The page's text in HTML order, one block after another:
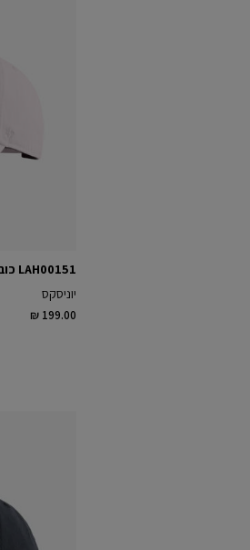
LAH00151 כובע מצחיה
יוניסקס
₪ 199.00